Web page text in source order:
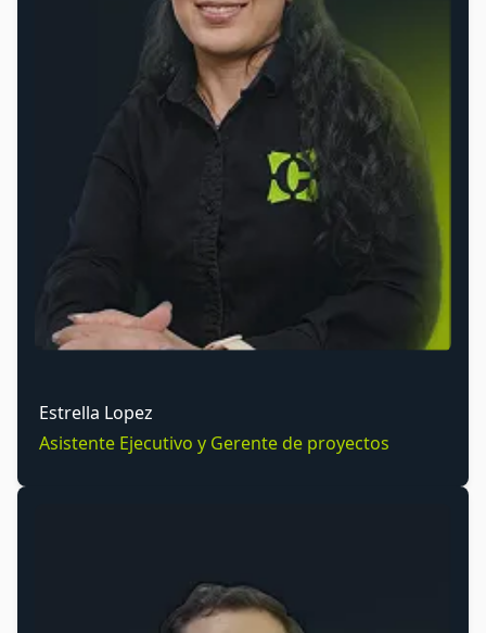
Estrella Lopez
Asistente Ejecutivo y Gerente de proyectos
Soy tu primer punto de contacto y tu consultor
estratégico. Mi labor es escuchar y entender a fondo